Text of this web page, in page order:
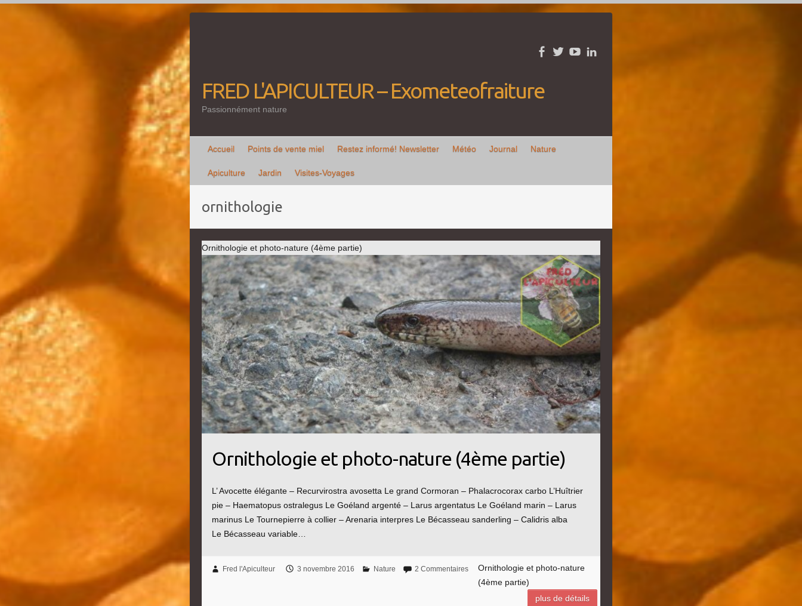
FRED L'APICULTEUR – Exometeofraiture
Passionnément nature
Accueil Points de vente miel Restez informé! Newsletter Météo Journal Nature
Apiculture Jardin Visites-Voyages
ornithologie
Ornithologie et photo-nature (4ème partie)
Ornithologie et photo-nature (4ème partie)
L’ Avocette élégante – Recurvirostra avosetta Le grand Cormoran – Phalacrocorax carbo L’Huîtrier
pie – Haematopus ostralegus Le Goéland argenté – Larus argentatus Le Goéland marin – Larus
marinus Le Tournepierre à collier – Arenaria interpres Le Bécasseau sanderling – Calidris alba
Le Bécasseau variable…
Fred l'Apiculteur 3 novembre 2016 Nature 2 Commentaires
Ornithologie et photo-nature
(4ème partie)
plus de détails